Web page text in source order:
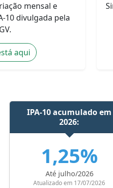
mensal e
10 divulgada pela
aqui
IPA-10 acumulado em
2026:
1,25%
Até julho/2026
Atualizado em 17/07/2026